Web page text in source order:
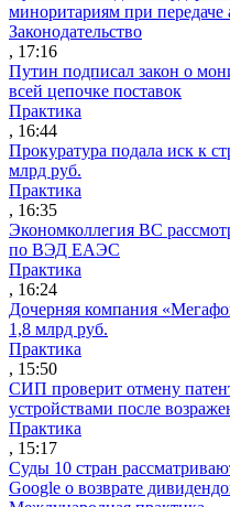
миноритариям при передаче
Законодательство
, 17:16
Путин подписал закон о
всей цепочке поставок
Практика
, 16:44
Прокуратура подала иск к
млрд руб.
Практика
, 16:35
Экономколлегия ВС
по ВЭД ЕАЭС
Практика
, 16:24
Дочерняя компания
1,8 млрд руб.
Практика
, 15:50
СИП проверит отмену
устройствами после
Практика
, 15:17
Суды 10 стран
Google о возврате